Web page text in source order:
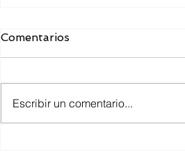
Comentarios
Escribir un comentario...